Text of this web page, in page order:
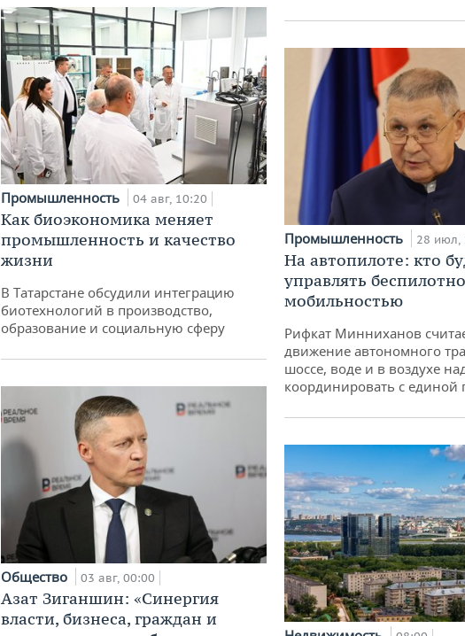
Промышленность 04 авг, 10:20
Как биоэкономика меняет
промышленность и качество
жизни
В Татарстане обсудили интеграцию
биотехнологий в производство,
образование и социальную сферу
Общество 03 авг, 00:00
Азат Зиганшин: «Синергия
власти, бизнеса, граждан и
Промышленность 28 июл,
На автопилоте: кто
управлять
мобильностью
Рифкат Минниханов
движение автономного
шоссе, воде и в воздухе
координировать с единой